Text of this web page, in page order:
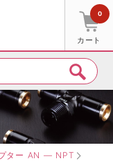
カート
0
ター AN ― NPT